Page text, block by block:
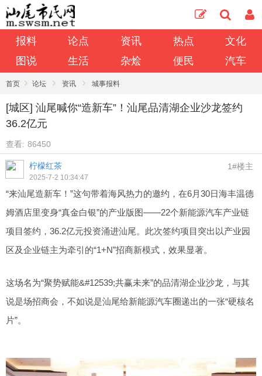
报料 论点 资讯 热点
文化
图说
生活 杂烩 便民 汽车
首页 › 论坛 › 资讯 › 城事报料
[城区] 汕尾喊你“造新车”！汕尾品清湖企业沙龙签约
36.2亿元
查看: 86450
柠檬红茶
2025-7-2 10:34:47
1#楼主
“来汕尾造新车！”这句带着海风热力的邀约，在6月30日海丰温德
姆酒店里变身“真金白银”的产业版图——22个新能源汽车产业链
项目签约，36.2亿元投资涌进汕尾。此次签约项目突出以产业园
区及企业链主为牵引的“1+N”招商新模式，效果显著。
这场名为“聚势赋能&#12539;共赢未来”的品清湖企业沙龙，与其
说是场招商会，不如说是汕尾给新能源汽车圈递出的一张“硬核名
片”。